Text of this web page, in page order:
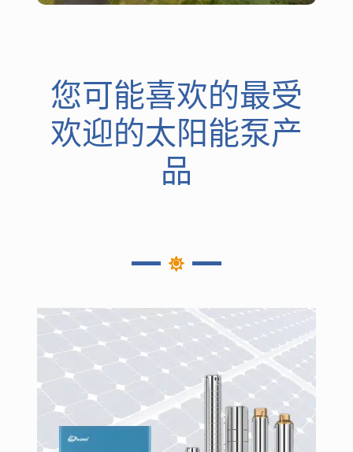
您可能喜欢的最受
欢迎的太阳能泵产
品